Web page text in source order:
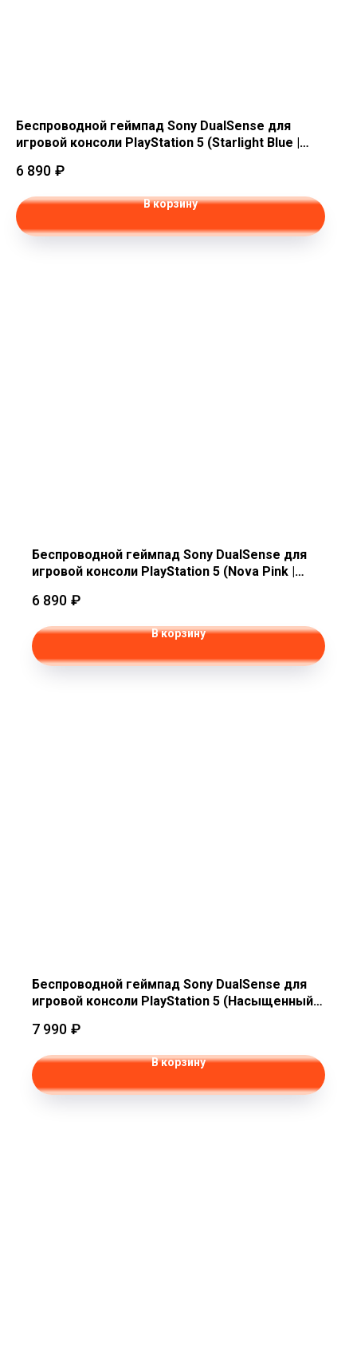
Беспроводной геймпад Sony DualSense для
игровой консоли PlayStation 5 (Starlight Blue |
6 890 ₽
В корзину
Беспроводной геймпад Sony DualSense для
игровой консоли PlayStation 5 (Nova Pink |
6 890 ₽
В корзину
Беспроводной геймпад Sony DualSense для
игровой консоли PlayStation 5 (Насыщенный
7 990 ₽
В корзину